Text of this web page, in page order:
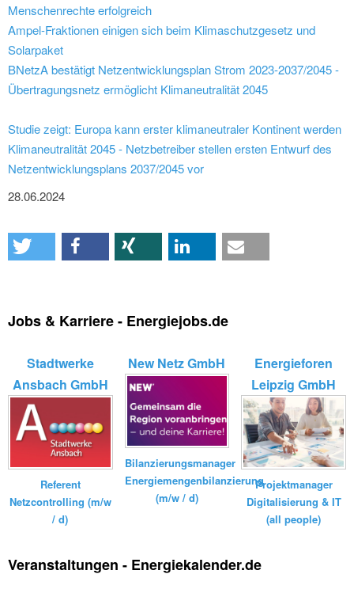
Menschenrechte erfolgreich
Ampel-Fraktionen einigen sich beim Klimaschutzgesetz und
Solarpaket
BNetzA bestätigt Netzentwicklungsplan Strom 2023-2037/2045 -
Übertragungsnetz ermöglicht Klimaneutralität 2045
Studie zeigt: Europa kann erster klimaneutraler Kontinent werden
Klimaneutralität 2045 - Netzbetreiber stellen ersten Entwurf des
Netzentwicklungsplans 2037/2045 vor
28.06.2024
Jobs & Karriere - Energiejobs.de
Stadtwerke
Ansbach GmbH
Referent
Netzcontrolling (m/w
/ d)
New Netz GmbH
Bilanzierungsmanager
Energiemengenbilanzierung
(m/w / d)
Energieforen
Leipzig GmbH
Projektmanager
Digitalisierung & IT
(all people)
Veranstaltungen - Energiekalender.de